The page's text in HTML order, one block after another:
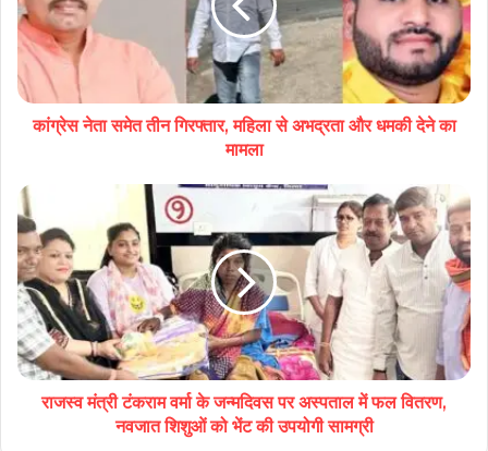
कांग्रेस नेता समेत तीन गिरफ्तार, महिला से अभद्रता और धमकी देने का
मामला
राजस्व मंत्री टंकराम वर्मा के जन्मदिवस पर अस्पताल में फल वितरण,
नवजात शिशुओं को भेंट की उपयोगी सामग्री